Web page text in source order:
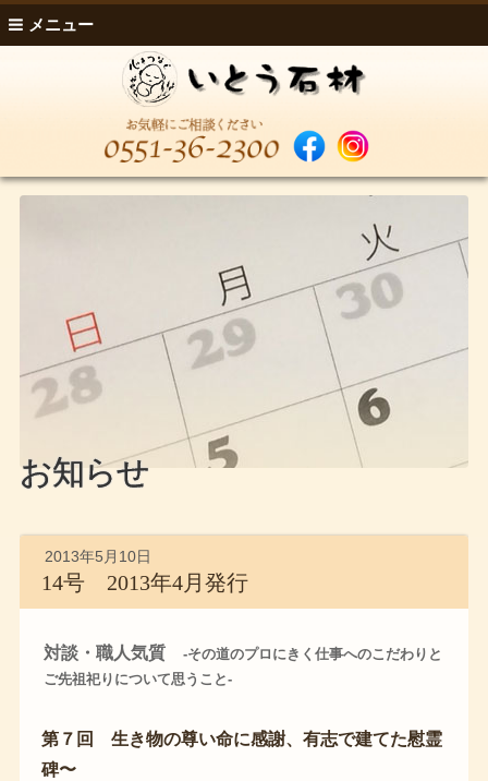
メニュー
お知らせ
2013年5月10日
14号 2013年4月発行
対談・職人気質 -その道のプロにきく仕事へのこだわりと
ご先祖祀りについて思うこと-
第７回 生き物の尊い命に感謝、有志で建てた慰霊
碑〜